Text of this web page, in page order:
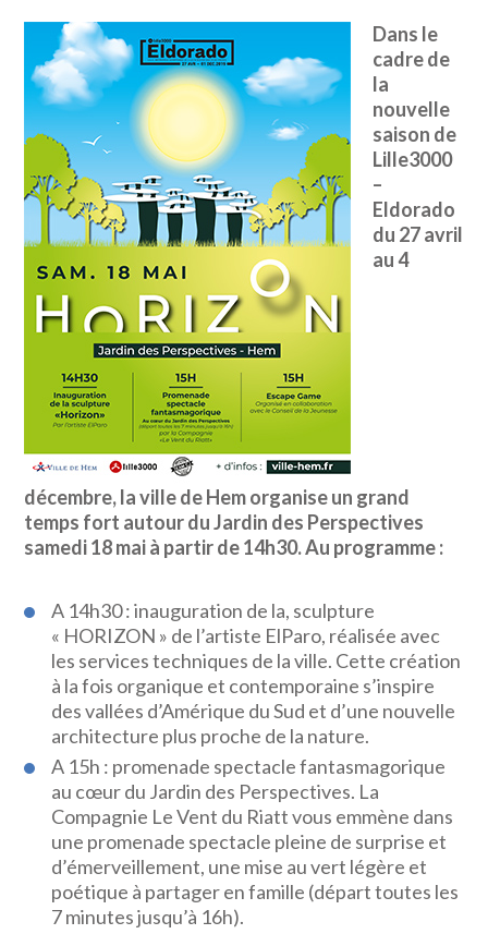
Dans le
cadre de
la
nouvelle
saison de
Lille3000
–
Eldorado
du 27 avril
au 4
décembre, la ville de Hem organise un grand
temps fort autour du Jardin des Perspectives
samedi 18 mai à partir de 14h30. Au programme :
A 14h30 : inauguration de la, sculpture
« HORIZON » de l’artiste ElParo, réalisée avec
les services techniques de la ville. Cette création
à la fois organique et contemporaine s’inspire
des vallées d’Amérique du Sud et d’une nouvelle
architecture plus proche de la nature.
A 15h : promenade spectacle fantasmagorique
au cœur du Jardin des Perspectives. La
Compagnie Le Vent du Riatt vous emmène dans
une promenade spectacle pleine de surprise et
d’émerveillement, une mise au vert légère et
poétique à partager en famille (départ toutes les
7 minutes jusqu’à 16h).